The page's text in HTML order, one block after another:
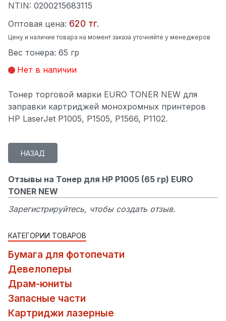
NTIN: 0200215683115
Оптовая цена: 620 тг.
Цену и наличие товара на момент заказа уточняйте у менеджеров
Вес тонера: 65 гр
Нет в наличии
Тонер торговой марки EURO TONER NEW для
заправки картриджей монохромных принтеров
HP LaserJet P1005, P1505, P1566, P1102.
Отзывы на Тонер для HP P1005 (65 гр) EURO
TONER NEW
Зарегистрируйтесь, чтобы создать отзыв.
КАТЕГОРИИ ТОВАРОВ
Бумага для фотопечати
Девелоперы
Драм-юниты
Запасные части
Картриджи лазерные